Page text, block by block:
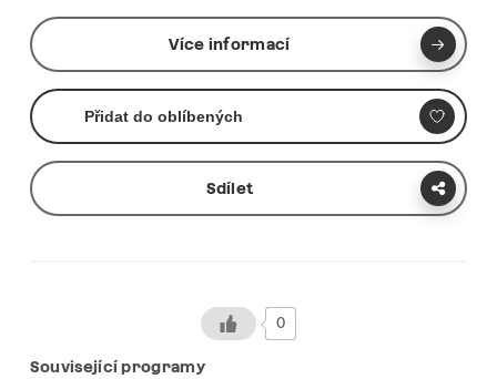
Více informací
Přidat do oblíbených
Sdílet
0
Související programy